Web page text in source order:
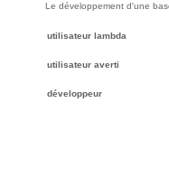
Le développement d'une
utilisateur lambda
utilisateur averti
développeur